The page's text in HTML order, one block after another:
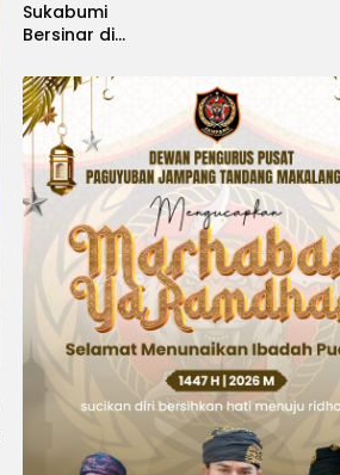
Sukabumi
Bersinar di
Gelar
Bergengsi
Ajang Idol
Kids
International
2026